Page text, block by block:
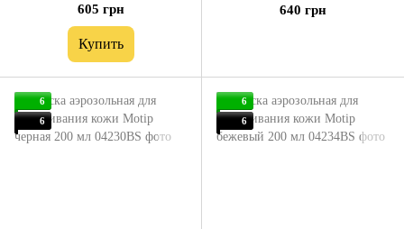
605 грн
Купить
640 грн
6
6
6
6